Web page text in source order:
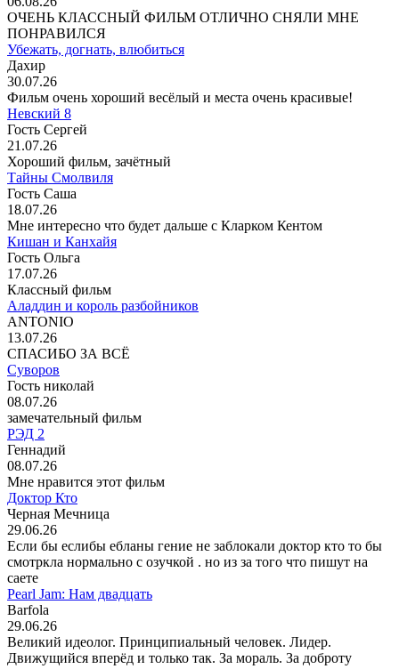
ОЧЕНЬ КЛАССНЫЙ ФИЛЬМ ОТЛИЧНО СНЯЛИ МНЕ
ПОНРАВИЛСЯ
Убежать, догнать, влюбиться
Дахир
30.07.26
Фильм очень хороший весёлый и места очень красивые!
Невский 8
Гость Сергей
21.07.26
Хороший фильм, зачётный
Тайны Смолвиля
Гость Саша
18.07.26
Мне интересно что будет дальше с Кларком Кентом
Кишан и Канхайя
Гость Ольга
17.07.26
Классный фильм
Аладдин и король разбойников
ANTONIO
13.07.26
СПАСИБО ЗА ВСЁ
Суворов
Гость николай
08.07.26
замечательный фильм
РЭД 2
Геннадий
08.07.26
Мне нравится этот фильм
Доктор Кто
Черная Мечница
29.06.26
Если бы еслибы ебланы гение не заблокали доктор кто то бы
смотркла нормально с озучкой . но из за того что пишут на
саете
Pearl Jam: Нам двадцать
Barfola
29.06.26
Великий идеолог. Принципиальный человек. Лидер.
Движущийся вперёд и только так. За мораль. За доброту